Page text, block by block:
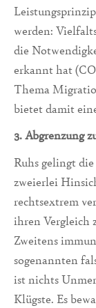
werden:
die
erkannt hat
Thema
bietet damit
3. Abgrenzung
Ruhs gelingt
zweierlei
rechtsextrem
ihren Vergleich
Zweitens
sogenannten
ist nichts
Klügste. Es